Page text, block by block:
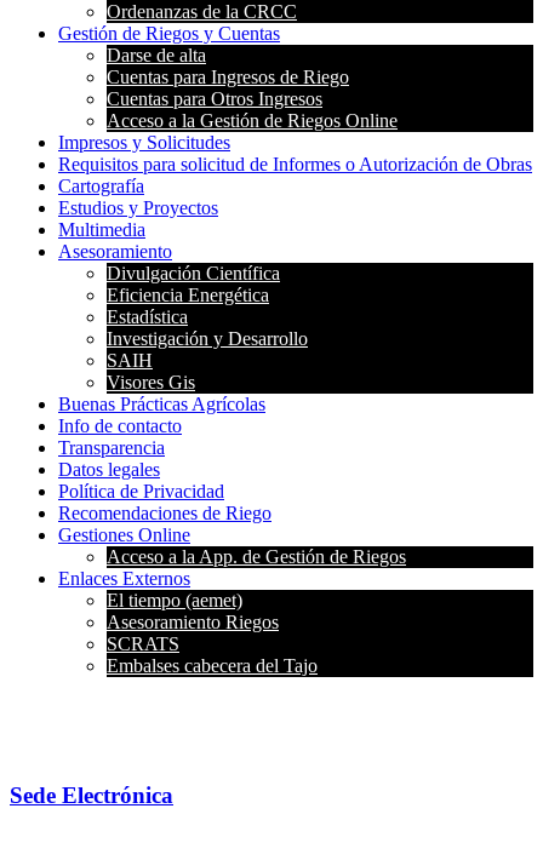
Ordenanzas de la CRCC
Gestión de Riegos y Cuentas
Darse de alta
Cuentas para Ingresos de Riego
Cuentas para Otros Ingresos
Acceso a la Gestión de Riegos Online
Impresos y Solicitudes
Requisitos para solicitud de Informes o Autorización de Obras
Cartografía
Estudios y Proyectos
Multimedia
Asesoramiento
Divulgación Científica
Eficiencia Energética
Estadística
Investigación y Desarrollo
SAIH
Visores Gis
Buenas Prácticas Agrícolas
Info de contacto
Transparencia
Datos legales
Política de Privacidad
Recomendaciones de Riego
Gestiones Online
Acceso a la App. de Gestión de Riegos
Enlaces Externos
El tiempo (aemet)
Asesoramiento Riegos
SCRATS
Embalses cabecera del Tajo
Sede Electrónica